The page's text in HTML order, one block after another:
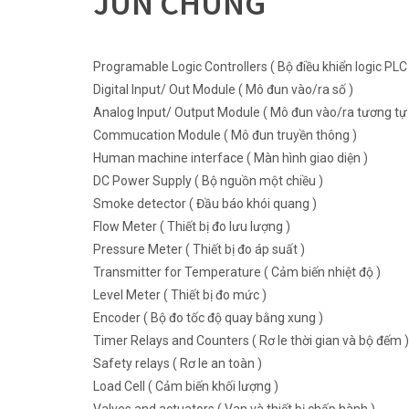
Programable Logic Controllers ( Bộ điều khiển logic
Digital Input/ Out Module ( Mô đun vào/ra số )
Analog Input/ Output Module ( Mô đun vào/ra tương tự
Commucation Module ( Mô đun truyền thông )
Human machine interface ( Màn hình giao diện )
DC Power Supply ( Bộ nguồn một chiều )
Smoke detector ( Đầu báo khói quang )
Flow Meter ( Thiết bị đo lưu lượng )
Pressure Meter ( Thiết bị đo áp suất )
Transmitter for Temperature ( Cảm biến nhiệt độ )
Level Meter ( Thiết bị đo mức )
Encoder ( Bộ đo tốc độ quay bằng xung )
Timer Relays and Counters ( Rơ le thời gian và bộ đếm )
Safety relays ( Rơ le an toàn )
Load Cell ( Cảm biến khối lượng )